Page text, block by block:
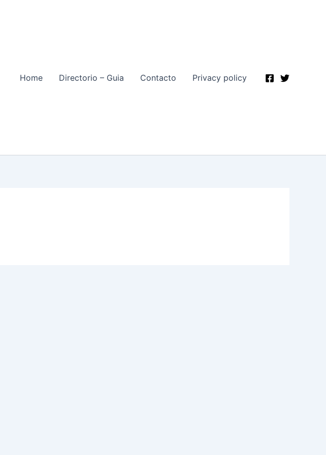
Home Directorio – Guia Contacto Privacy policy